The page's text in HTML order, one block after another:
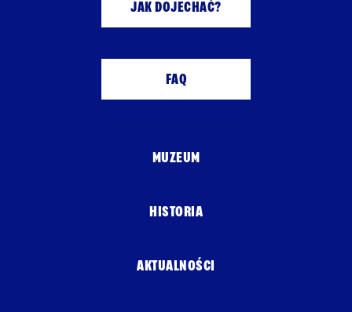
JAK DOJECHAĆ?
FAQ
MUZEUM
HISTORIA
AKTUALNOŚCI